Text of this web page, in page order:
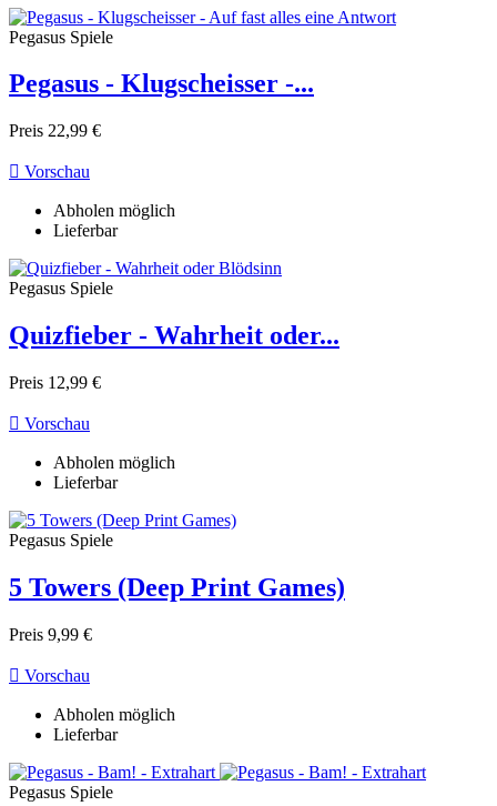
Pegasus Spiele
Pegasus - Klugscheisser -...
Preis 22,99 €
 Vorschau
Abholen möglich
Lieferbar
Pegasus Spiele
Quizfieber - Wahrheit oder...
Preis 12,99 €
 Vorschau
Abholen möglich
Lieferbar
Pegasus Spiele
5 Towers (Deep Print Games)
Preis 9,99 €
 Vorschau
Abholen möglich
Lieferbar
Pegasus Spiele